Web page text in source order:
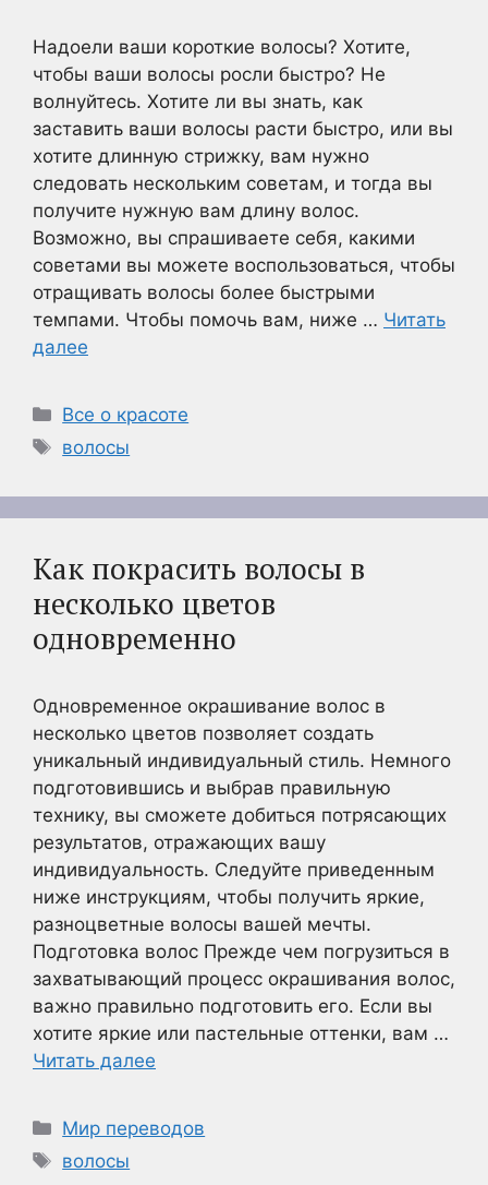
Надоели ваши короткие волосы? Хотите,
чтобы ваши волосы росли быстро? Не
волнуйтесь. Хотите ли вы знать, как
заставить ваши волосы расти быстро, или вы
хотите длинную стрижку, вам нужно
следовать нескольким советам, и тогда вы
получите нужную вам длину волос.
Возможно, вы спрашиваете себя, какими
советами вы можете воспользоваться, чтобы
отращивать волосы более быстрыми
темпами. Чтобы помочь вам, ниже … Читать
далее
Рубрики
Все о красоте
Метки
волосы
Как покрасить волосы в
несколько цветов
одновременно
Одновременное окрашивание волос в
несколько цветов позволяет создать
уникальный индивидуальный стиль. Немного
подготовившись и выбрав правильную
технику, вы сможете добиться потрясающих
результатов, отражающих вашу
индивидуальность. Следуйте приведенным
ниже инструкциям, чтобы получить яркие,
разноцветные волосы вашей мечты.
Подготовка волос Прежде чем погрузиться в
захватывающий процесс окрашивания волос,
важно правильно подготовить его. Если вы
хотите яркие или пастельные оттенки, вам …
Читать далее
Рубрики
Мир переводов
Метки
волосы